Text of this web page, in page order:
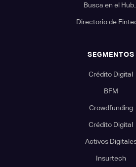
Busca en el Hub...
Directorio de
SEGMENTOS
Crédito Digital
BFM
Crowdfunding
Crédito Digital
Activos
Insurtech